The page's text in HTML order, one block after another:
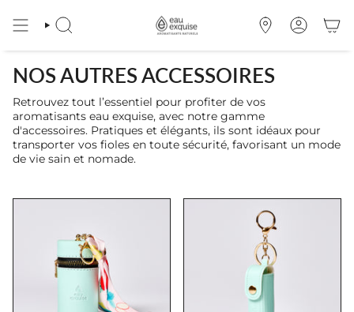
contenu
de
page
RECHERCHE
OÙ
TROUVER
COMPTE
NOS AUTRES ACCESSOIRES
Retrouvez tout l’essentiel pour profiter de vos
aromatisants eau exquise, avec notre gamme
d'accessoires. Pratiques et élégants, ils sont idéaux pour
transporter vos fioles en toute sécurité, favorisant un mode
de vie sain et nomade.